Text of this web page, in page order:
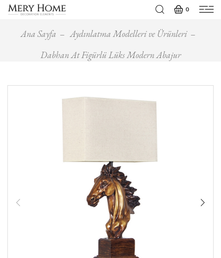
0
Ana Sayfa
Aydınlatma Modelleri ve Ürünleri
Dabhan At Figürlü Lüks Modern Abajur